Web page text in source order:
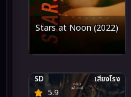
Stars at Noon (2022)
5.9
SD เสียงโรง